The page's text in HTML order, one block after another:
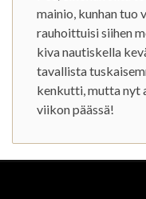
mainio, kunhan tuo
rauhoittuisi siihen
kiva nautiskella
tavallista
kenkutti, mutta nyt
viikon päässä!